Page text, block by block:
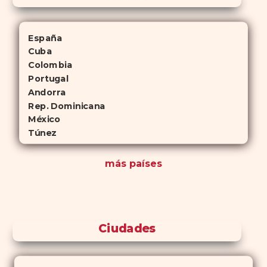
España
Cuba
Colombia
Portugal
Andorra
Rep. Dominicana
México
Túnez
más países
Ciudades